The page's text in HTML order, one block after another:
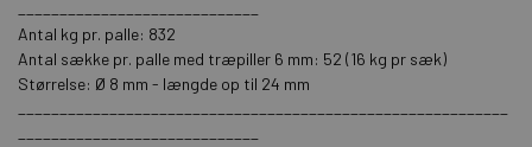
Antal kg pr. palle: 832
Antal sække pr. palle med træpiller 6 mm: 52 (16 kg pr sæk)
Størrelse: Ø 8 mm - længde op til 24 mm